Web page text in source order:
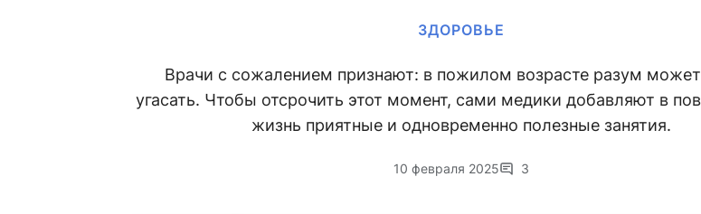
ЗДОРОВЬЕ
Врачи с сожалением признают: в пожилом возрасте разум может
угасать. Чтобы отсрочить этот момент, сами медики добавляют в
жизнь приятные и одновременно полезные занятия.
10 февраля 2025 3